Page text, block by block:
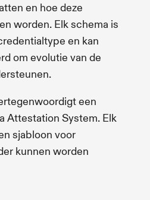
en hoe deze
worden. Elk schema is
en kan
om evolutie van de
een
Attestation System. Elk
sjabloon voor
kunnen worden